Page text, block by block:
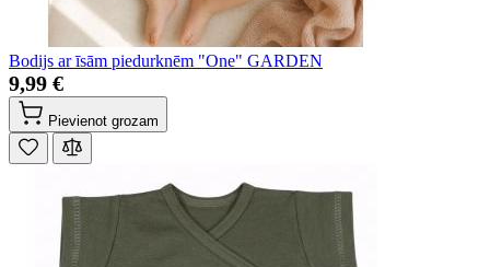
Bodijs ar īsām piedurknēm "One" GARDEN
9,99 €
Pievienot grozam